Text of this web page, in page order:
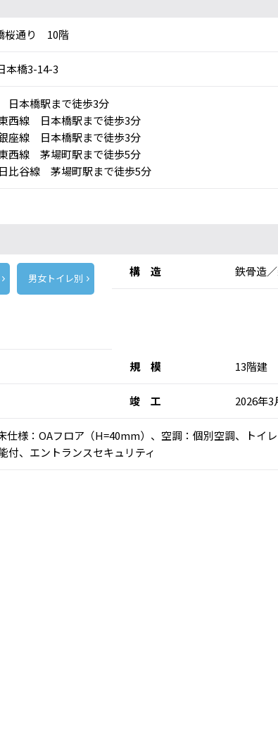
桜通り 10階
本橋3-14-3
本橋駅まで徒歩3分
西線 日本橋駅まで徒歩3分
座線 日本橋駅まで徒歩3分
西線 茅場町駅まで徒歩5分
比谷線 茅場町駅まで徒歩5分
男女トイレ別 構 造 鉄骨造
規 模 13階建
竣 工 2026年3
仕様：OAフロア（H=40mm）、空調：個別空調、ト
付、エントランスセキュリティ